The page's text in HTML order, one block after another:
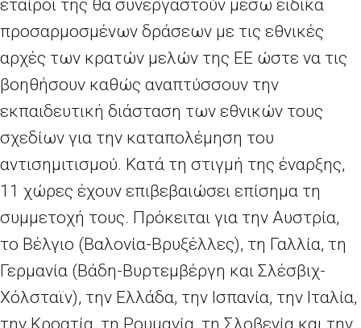
εταίροι της θα συνεργαστούν μέσω ειδικά
προσαρμοσμένων δράσεων με τις εθνικές
αρχές των κρατών μελών της ΕΕ ώστε να τις
βοηθήσουν καθώς αναπτύσσουν την
εκπαιδευτική διάσταση των εθνικών τους
σχεδίων για την καταπολέμηση του
αντισημιτισμού. Κατά τη στιγμή της έναρξης,
11 χώρες έχουν επιβεβαιώσει επίσημα τη
συμμετοχή τους. Πρόκειται για την Αυστρία,
το Βέλγιο (Βαλονία-Βρυξέλλες), τη Γαλλία, τη
Γερμανία (Βάδη-Βυρτεμβέργη και Σλέσβιχ-
Χόλσταϊν), την Ελλάδα, την Ισπανία, την Ιταλία,